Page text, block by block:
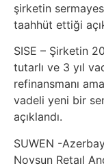
şirketin
taahhüt ettiği
SISE – Şirketin
tutarlı ve 3 yıl
refinansmanı
vadeli yeni bir
açıklandı.
SUWEN -
Novsun Retaıl